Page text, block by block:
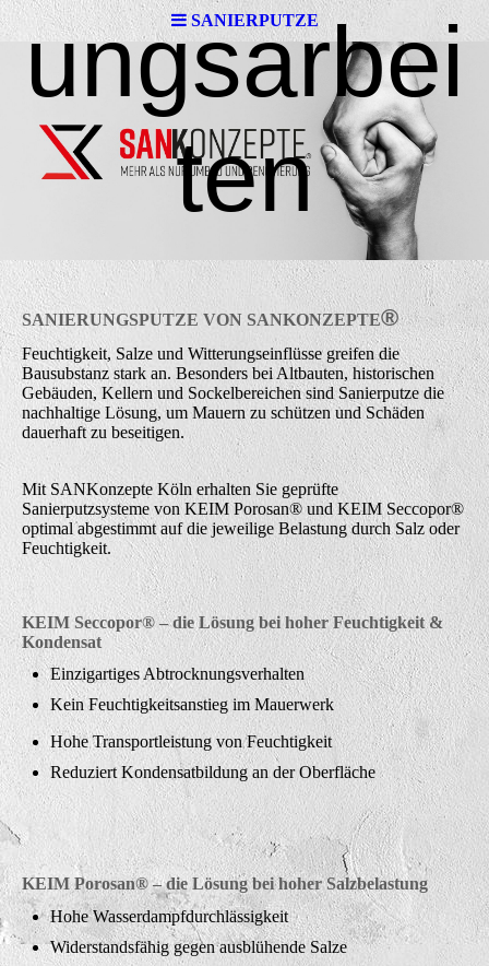
SANIERPUTZE
ungsarbei
ten
SANIERUNGSPUTZE VON SANKONZEPTE®
Feuchtigkeit, Salze und Witterungseinflüsse greifen die
Bausubstanz stark an. Besonders bei Altbauten, historischen
Gebäuden, Kellern und Sockelbereichen sind Sanierputze die
nachhaltige Lösung, um Mauern zu schützen und Schäden
dauerhaft zu beseitigen.
Mit SANKonzepte Köln erhalten Sie geprüfte
Sanierputzsysteme von KEIM Porosan® und KEIM Seccopor®
optimal abgestimmt auf die jeweilige Belastung durch Salz oder
Feuchtigkeit.
KEIM Seccopor® – die Lösung bei hoher Feuchtigkeit &
Kondensat
Einzigartiges Abtrocknungsverhalten
Kein Feuchtigkeitsanstieg im Mauerwerk
Hohe Transportleistung von Feuchtigkeit
Reduziert Kondensatbildung an der Oberfläche
KEIM Porosan® – die Lösung bei hoher Salzbelastung
Hohe Wasserdampfdurchlässigkeit
Widerstandsfähig gegen ausblühende Salze